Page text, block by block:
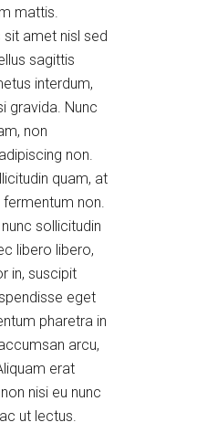
mattis.
sit amet nisl sed
sagittis
interdum,
gravida. Nunc
non
non.
quam, at
non.
sollicitudin
libero libero,
in, suscipit
eget
pharetra in
arcu,
erat
nisi eu nunc
ut lectus.